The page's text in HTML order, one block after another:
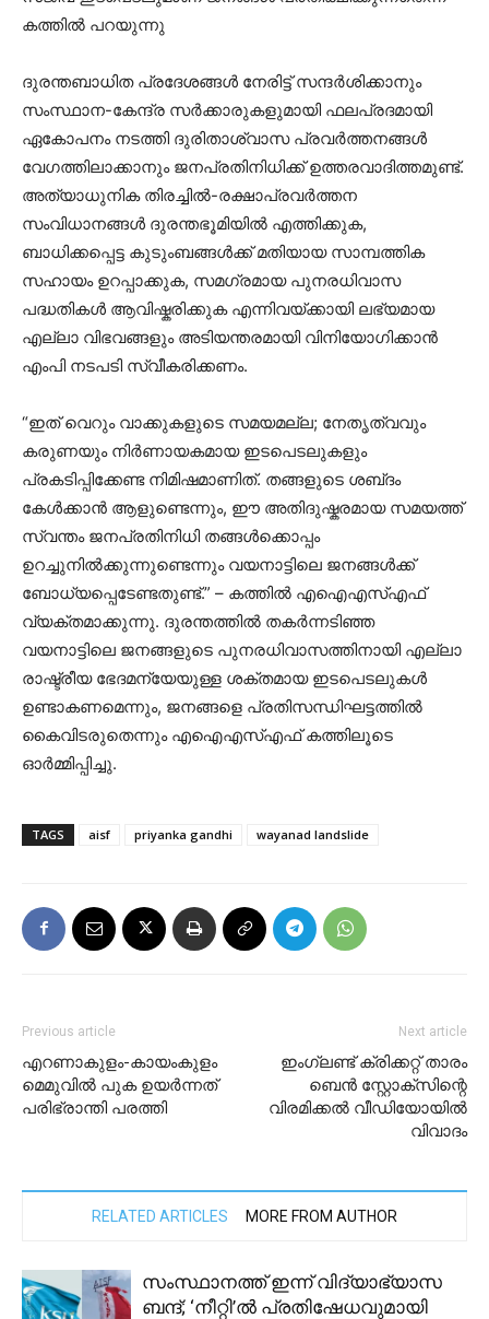
കത്തിൽ പറയുന്നു
ദുരന്തബാധിത പ്രദേശങ്ങൾ നേരിട്ട് സന്ദർശിക്കാനും
സംസ്ഥാന-കേന്ദ്ര സർക്കാരുകളുമായി ഫലപ്രദമായി
ഏകോപനം നടത്തി ദുരിതാശ്വാസ പ്രവർത്തനങ്ങൾ
വേഗത്തിലാക്കാനും ജനപ്രതിനിധിക്ക് ഉത്തരവാദിത്തമുണ്ട്.
അത്യാധുനിക തിരച്ചിൽ-രക്ഷാപ്രവർത്തന
സംവിധാനങ്ങൾ ദുരന്തഭൂമിയിൽ എത്തിക്കുക,
ബാധിക്കപ്പെട്ട കുടുംബങ്ങൾക്ക് മതിയായ സാമ്പത്തിക
സഹായം ഉറപ്പാക്കുക, സമഗ്രമായ പുനരധിവാസ
പദ്ധതികൾ ആവിഷ്കരിക്കുക എന്നിവയ്ക്കായി ലഭ്യമായ
എല്ലാ വിഭവങ്ങളും അടിയന്തരമായി വിനിയോഗിക്കാൻ
എംപി നടപടി സ്വീകരിക്കണം.
“ഇത് വെറും വാക്കുകളുടെ സമയമല്ല; നേതൃത്വവും
കരുണയും നിർണായകമായ ഇടപെടലുകളും
പ്രകടിപ്പിക്കേണ്ട നിമിഷമാണിത്. തങ്ങളുടെ ശബ്‍ദം
കേൾക്കാൻ ആളുണ്ടെന്നും, ഈ അതിദുഷ്കരമായ സമയത്ത്
സ്വന്തം ജനപ്രതിനിധി തങ്ങൾക്കൊപ്പം
ഉറച്ചുനിൽക്കുന്നുണ്ടെന്നും വയനാട്ടിലെ ജനങ്ങൾക്ക്
ബോധ്യപ്പെടേണ്ടതുണ്ട്.” – കത്തിൽ എഐഎസ്എഫ്
വ്യക്തമാക്കുന്നു. ദുരന്തത്തിൽ തകർന്നടിഞ്ഞ
വയനാട്ടിലെ ജനങ്ങളുടെ പുനരധിവാസത്തിനായി എല്ലാ
രാഷ്ട്രീയ ഭേദമന്യേയുള്ള ശക്തമായ ഇടപെടലുകൾ
ഉണ്ടാകണമെന്നും, ജനങ്ങളെ പ്രതിസന്ധിഘട്ടത്തിൽ
കൈവിടരുതെന്നും എഐഎസ്എഫ് കത്തിലൂടെ
ഓർമ്മിപ്പിച്ചു.
TAGS aisf priyanka gandhi wayanad landslide
Previous article
എറണാകുളം-കായംകുളം
മെമുവില്‍ പുക ഉയര്‍ന്നത്
പരിഭ്രാന്തി പരത്തി
Next article
ഇംഗ്ലണ്ട് ക്രിക്കറ്റ് താരം
ബെന്‍ സ്റ്റോക്‌സിന്റെ
വിരമിക്കല്‍ വീഡിയോയില്‍
വിവാദം
RELATED ARTICLES MORE FROM AUTHOR
സംസ്ഥാനത്ത് ഇന്ന് വിദ്യാഭ്യാസ
ബന്ദ്; ‘നീറ്റി’ൽ പ്രതിഷേധവുമായി